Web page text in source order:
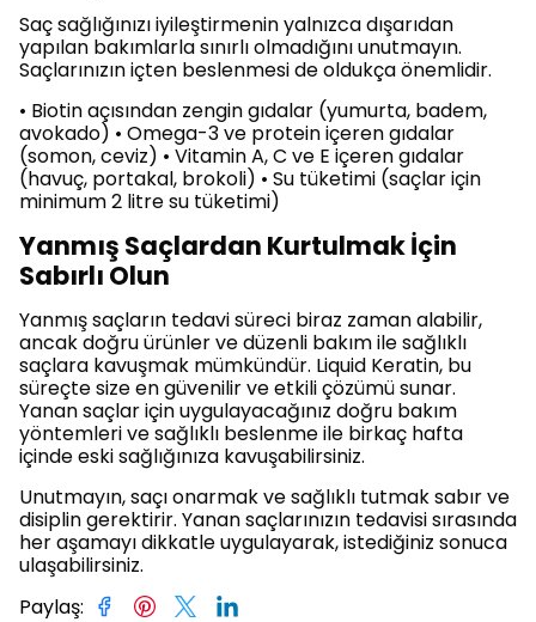
Saç sağlığınızı iyileştirmenin yalnızca dışarıdan
yapılan bakımlarla sınırlı olmadığını unutmayın.
Saçlarınızın içten beslenmesi de oldukça önemlidir.
• Biotin açısından zengin gıdalar (yumurta, badem,
avokado) • Omega-3 ve protein içeren gıdalar
(somon, ceviz) • Vitamin A, C ve E içeren gıdalar
(havuç, portakal, brokoli) • Su tüketimi (saçlar için
minimum 2 litre su tüketimi)
Yanmış Saçlardan Kurtulmak İçin
Sabırlı Olun
Yanmış saçların tedavi süreci biraz zaman alabilir,
ancak doğru ürünler ve düzenli bakım ile sağlıklı
saçlara kavuşmak mümkündür. Liquid Keratin, bu
süreçte size en güvenilir ve etkili çözümü sunar.
Yanan saçlar için uygulayacağınız doğru bakım
yöntemleri ve sağlıklı beslenme ile birkaç hafta
içinde eski sağlığınıza kavuşabilirsiniz.
Unutmayın, saçı onarmak ve sağlıklı tutmak sabır ve
disiplin gerektirir. Yanan saçlarınızın tedavisi sırasında
her aşamayı dikkatle uygulayarak, istediğiniz sonuca
ulaşabilirsiniz.
Paylaş: